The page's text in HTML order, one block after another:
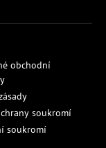
obchodní
soukromí
soukromí